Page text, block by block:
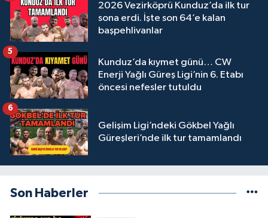
2026 Vezirköprü Kunduz’da ilk tur
sona erdi. İşte son 64’e kalan
başpehlivanlar
Kunduz’da kıymet günü… CW
Enerji Yağlı Güreş Ligi’nin 6. Etabı
öncesi nefesler tutuldu
5
Gelişim Ligi’ndeki Gökbel Yağlı
Güreşleri’nde ilk tur tamamlandı
6
Son Haberler